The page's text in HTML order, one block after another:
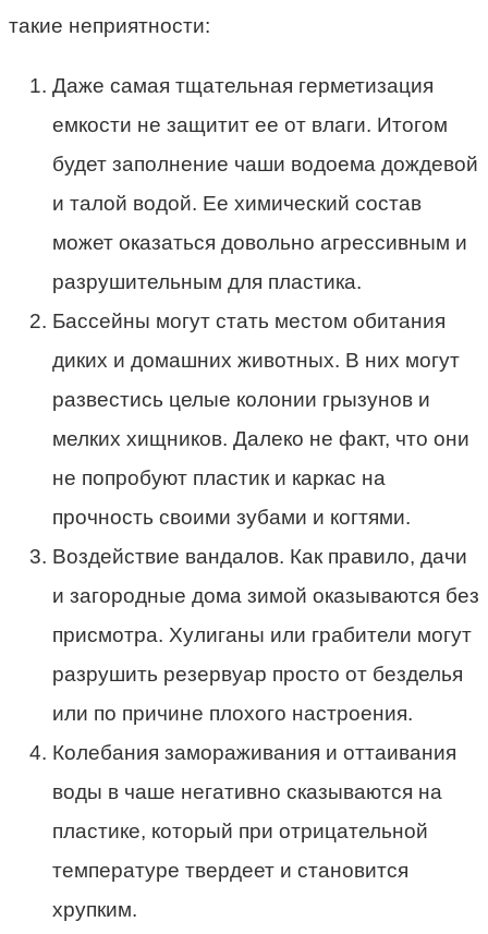
такие неприятности:
Даже самая тщательная герметизация
емкости не защитит ее от влаги. Итогом
будет заполнение чаши водоема дождевой
и талой водой. Ее химический состав
может оказаться довольно агрессивным и
разрушительным для пластика.
Бассейны могут стать местом обитания
диких и домашних животных. В них могут
развестись целые колонии грызунов и
мелких хищников. Далеко не факт, что они
не попробуют пластик и каркас на
прочность своими зубами и когтями.
Воздействие вандалов. Как правило, дачи
и загородные дома зимой оказываются без
присмотра. Хулиганы или грабители могут
разрушить резервуар просто от безделья
или по причине плохого настроения.
Колебания замораживания и оттаивания
воды в чаше негативно сказываются на
пластике, который при отрицательной
температуре твердеет и становится
хрупким.